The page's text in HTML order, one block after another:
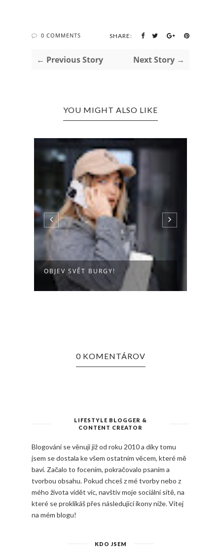
0 COMMENTS SHARE:
← Previous Story Next Story →
YOU MIGHT ALSO LIKE
OBJEV SVĚT BURGY!
0 KOMENTÁROV
LIFESTYLE BLOGGER &
CONTENT CREATOR
Blogování se věnuji již od roku 2010 a díky tomu
jsem se dostala ke všem ostatním věcem, které mě
baví. Začalo to focením, pokračovalo psaním a
tvorbou obsahu. Pokud chceš z mé tvorby nebo z
mého života vidět víc, navštiv moje sociální sítě, na
které se proklikáš přes následující ikony níže. Vítej
na mém blogu!
KDO JSEM